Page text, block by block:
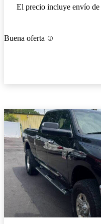
El precio incluye envío de
Buena oferta